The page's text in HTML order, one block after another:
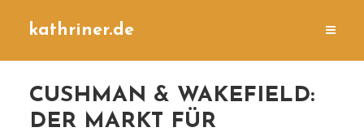
kathriner.de
CUSHMAN & WAKEFIELD:
DER MARKT FÜR